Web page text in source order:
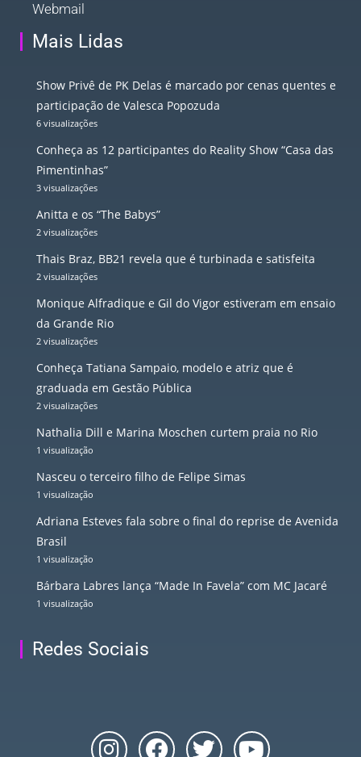
Webmail
Mais Lidas
Show Privê de PK Delas é marcado por cenas quentes e
participação de Valesca Popozuda
6 visualizações
Conheça as 12 participantes do Reality Show “Casa das
Pimentinhas”
3 visualizações
Anitta e os “The Babys”
2 visualizações
Thais Braz, BB21 revela que é turbinada e satisfeita
2 visualizações
Monique Alfradique e Gil do Vigor estiveram em ensaio
da Grande Rio
2 visualizações
Conheça Tatiana Sampaio, modelo e atriz que é
graduada em Gestão Pública
2 visualizações
Nathalia Dill e Marina Moschen curtem praia no Rio
1 visualização
Nasceu o terceiro filho de Felipe Simas
1 visualização
Adriana Esteves fala sobre o final do reprise de Avenida
Brasil
1 visualização
Bárbara Labres lança “Made In Favela” com MC Jacaré
1 visualização
Redes Sociais